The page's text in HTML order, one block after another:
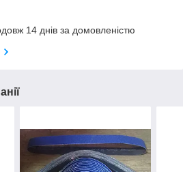
14 днів за домовленістю